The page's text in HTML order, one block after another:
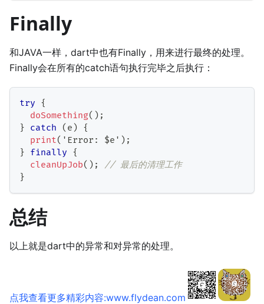
Finally
和JAVA一样，dart中也有Finally，用来进行最终的处理。
Finally会在所有的catch语句执行完毕之后执行：
try {
doSomething( ) ;
} catch ( e ) {
print( ' Error : $e' ) ;
} finally {
cleanUpJob( ) ;
// 最后的清理工作
}
总结
以上就是dart中的异常和对异常的处理。
点我查看更多精彩内容:www.flydean.com